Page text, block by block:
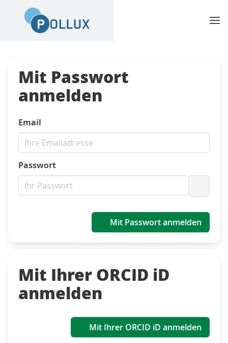
Mit Passwort
anmelden
Email
Passwort
Mit Passwort anmelden
Mit Ihrer ORCID iD
anmelden
Mit Ihrer ORCID iD anmelden